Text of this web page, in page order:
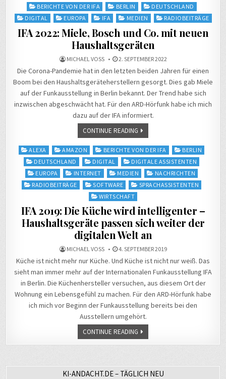
Posted
in
BERICHTE VON DER IFA BERLIN
DEUTSCHLAND
DIGITAL
EUROPA IFA MEDIEN RADIOBEITRÄGE
IFA 2022: Miele, Bosch und Co. mit neuen
Haushaltsgeräten
MICHAEL VOSS 2. SEPTEMBER 2022
Die Corona-Pandemie hat in den letzten beiden Jahren für einen
Boom bei den Haushaltsgeräteherstellern gesorgt. Dies gab Miele
auf der Funkausstellung in Berlin bekannt. Der Trend habe sich
inzwischen abgeschwächt hat. Für den ARD-Hörfunk habe ich mich
dazu auf der IFA informiert.
CONTINUE READING
Posted
ALEXA AMAZON BERICHTE VON DER IFA
BERLIN
DEUTSCHLAND
DIGITAL
DIGITALE ASSISTENTEN
EUROPA
INTERNET MEDIEN
NACHRICHTEN
RADIOBEITRÄGE
SOFTWARE
SPRACHASSISTENTEN
WIRTSCHAFT
IFA 2019: Die Küche wird intelligenter –
Haushaltsgeräte passen sich weiter der
digitalen Welt an
MICHAEL VOSS 4. SEPTEMBER 2019
Küche ist nicht mehr nur Küche. Und Küche ist nicht nur weiß. Das
sieht man immer mehr auf der Internationalen Funkausstellung IFA
in Berlin. Die Küchenhersteller versuchen, aus diesem Ort der
Wohnung ein Lebensgefühl zu machen. Für den ARD-Hörfunk habe
ich mich vor Beginn der Funkausstellung bereits bei den
Ausstellern umgehört.
CONTINUE READING
KI-ANDACHT.DE – TÄGLICH NEU